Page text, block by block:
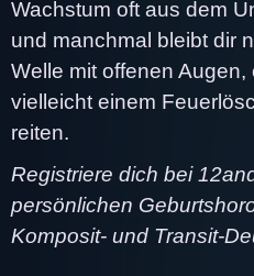
Wachstum oft aus dem
und manchmal bleibt dir
Welle mit offenen
vielleicht einem
reiten.
Registriere dich bei
persönlichen
Komposit- und Transit-